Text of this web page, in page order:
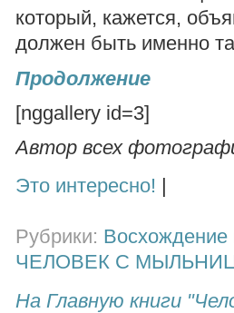
который, кажется,
должен быть именно
Продолжение
[nggallery id=3]
Автор всех
Это интересно! |
Рубрики: Восхождение
ЧЕЛОВЕК С
На Главную книги